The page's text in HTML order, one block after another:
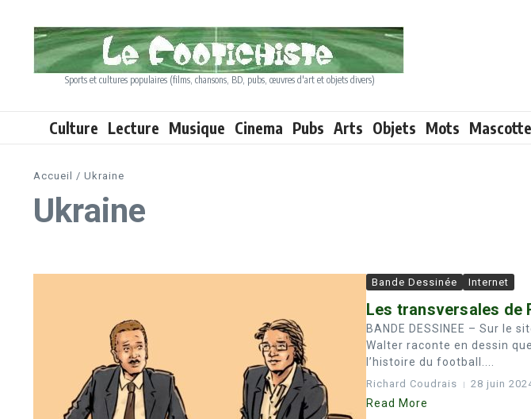
Sports et cultures populaires (films, chansons, BD, pubs, œuvres d'art et objets divers)
Culture Lecture Musique Cinema Pubs Arts Objets Mots
Accueil / Ukraine
Ukraine
Bande Dessinée Internet
Les transversales de
BANDE DESSINEE – Sur le
Walter raconte en dessin
l’histoire du football....
Richard Coudrais 28 juin
Read More